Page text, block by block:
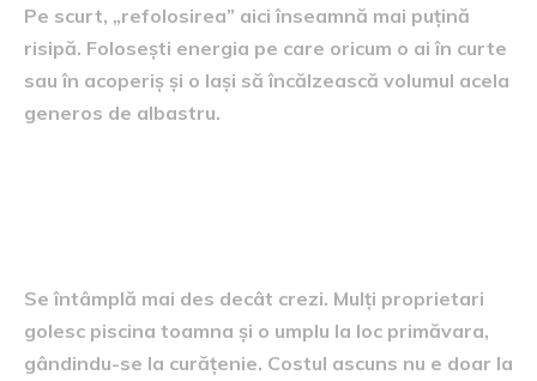
Pe scurt, „refolosirea” aici înseamnă mai puțină
risipă. Folosești energia pe care oricum o ai în curte
sau în acoperiș și o lași să încălzească volumul acela
generos de albastru.
Se întâmplă mai des decât crezi. Mulți proprietari
golesc piscina toamna și o umplu la loc primăvara,
gândindu-se la curățenie. Costul ascuns nu e doar la